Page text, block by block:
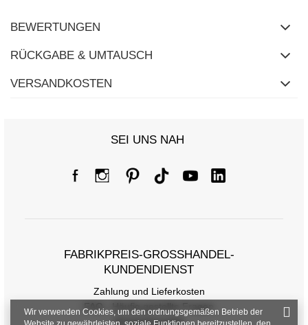
BEWERTUNGEN
RÜCKGABE & UMTAUSCH
VERSANDKOSTEN
SEI UNS NAH
FABRIKPREIS-GROSSHANDEL-K
UNDENDIENST
Zahlung und Lieferkosten
FAQ - Häufig gestellte Fragen
Rückgabepolitik
Wir verwenden Cookies, um den ordnungsgemäßen Betrieb der